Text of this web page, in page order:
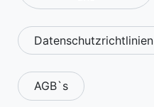
Datenschutzrichtlinien
AGB`s